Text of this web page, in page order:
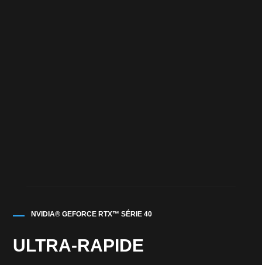
NVIDIA® GEFORCE RTX™ SÉRIE 40
ULTRA-RAPIDE